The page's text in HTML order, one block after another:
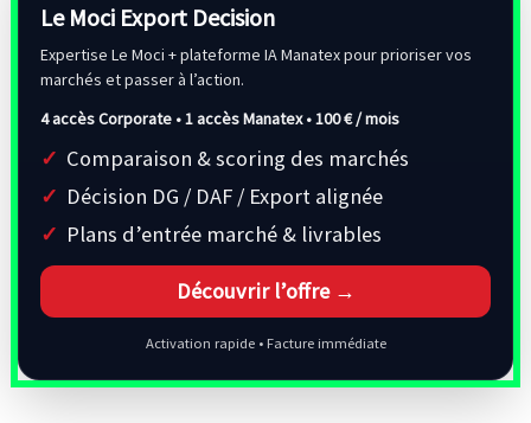
Le Moci Export Decision
Expertise Le Moci + plateforme IA Manatex pour prioriser vos
marchés et passer à l’action.
4 accès Corporate • 1 accès Manatex •100 € / mois
Comparaison & scoring des marchés
Décision DG / DAF / Export alignée
Plans d’entrée marché & livrables
Découvrir l’offre →
Activation rapide • Facture immédiate